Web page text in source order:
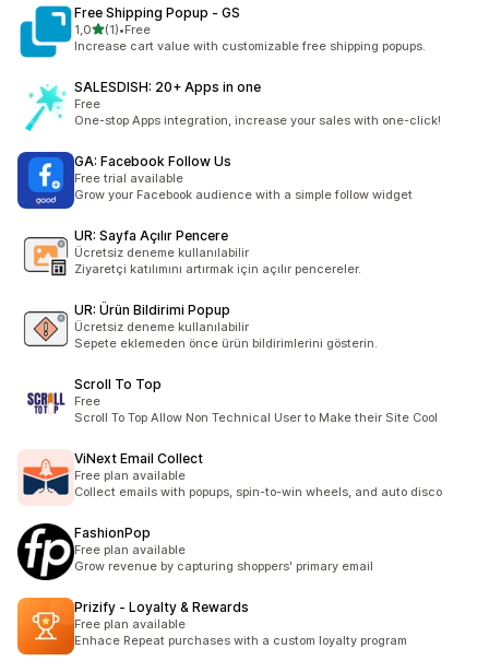
Free Shipping Popup ‑ GS
1,05 yıldız üzerinden
(1)
toplam 1 değerlendirme
•Free
Increase cart value with customizable free shipping popups.
SALESDISH: 20+ Apps in one
Free
One-stop Apps integration, increase your sales with one-click!
GA: Facebook Follow Us
Free trial available
Grow your Facebook audience with a simple follow widget
UR: Sayfa Açılır Pencere
Ücretsiz deneme kullanılabilir
Ziyaretçi katılımını artırmak için açılır pencereler.
UR: Ürün Bildirimi Popup
Ücretsiz deneme kullanılabilir
Sepete eklemeden önce ürün bildirimlerini gösterin.
Scroll To Top
Free
Scroll To Top Allow Non Technical User to Make their Site Cool
ViNext Email Collect
Free plan available
Collect emails with popups, spin-to-win wheels, and auto disco
FashionPop
Free plan available
Grow revenue by capturing shoppers' primary email
Prizify ‑ Loyalty & Rewards
Free plan available
Enhace Repeat purchases with a custom loyalty program